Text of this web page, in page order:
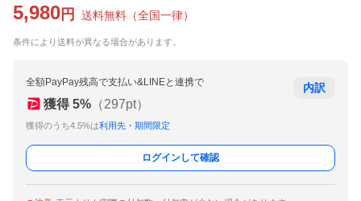
5,980 円 送料無料 （全国一律）
条件により送料が異なる場合があります。
全額PayPay残高で支払い&LINEと連携で
獲得 5% （297pt）
獲得のうち4.5%は利用先・期間限定
内訳
ログインして確認